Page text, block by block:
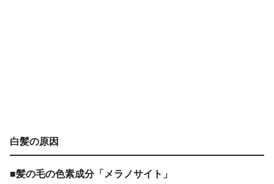
白髪の原因
■髪の毛の色素成分「メラノサイト」